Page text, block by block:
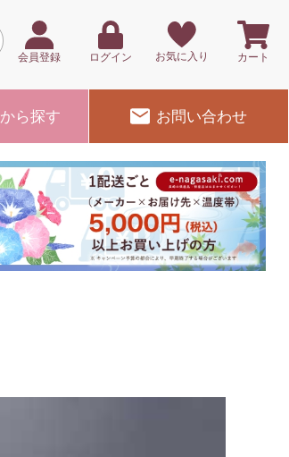
会員登録 ログイン お気に入り カート
から探す お問い合わせ